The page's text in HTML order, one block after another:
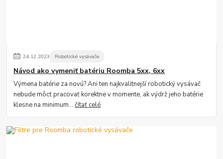
24.12.2023 Robotické vysávače
Návod ako vymeniť batériu Roomba 5xx, 6xx
Výmena batérie za novú? Ani ten najkvalitnejší robotický vysávač
nebude môcť pracovať korektne v momente, ak výdrž jeho batérie
klesne na minimum...čítať celé